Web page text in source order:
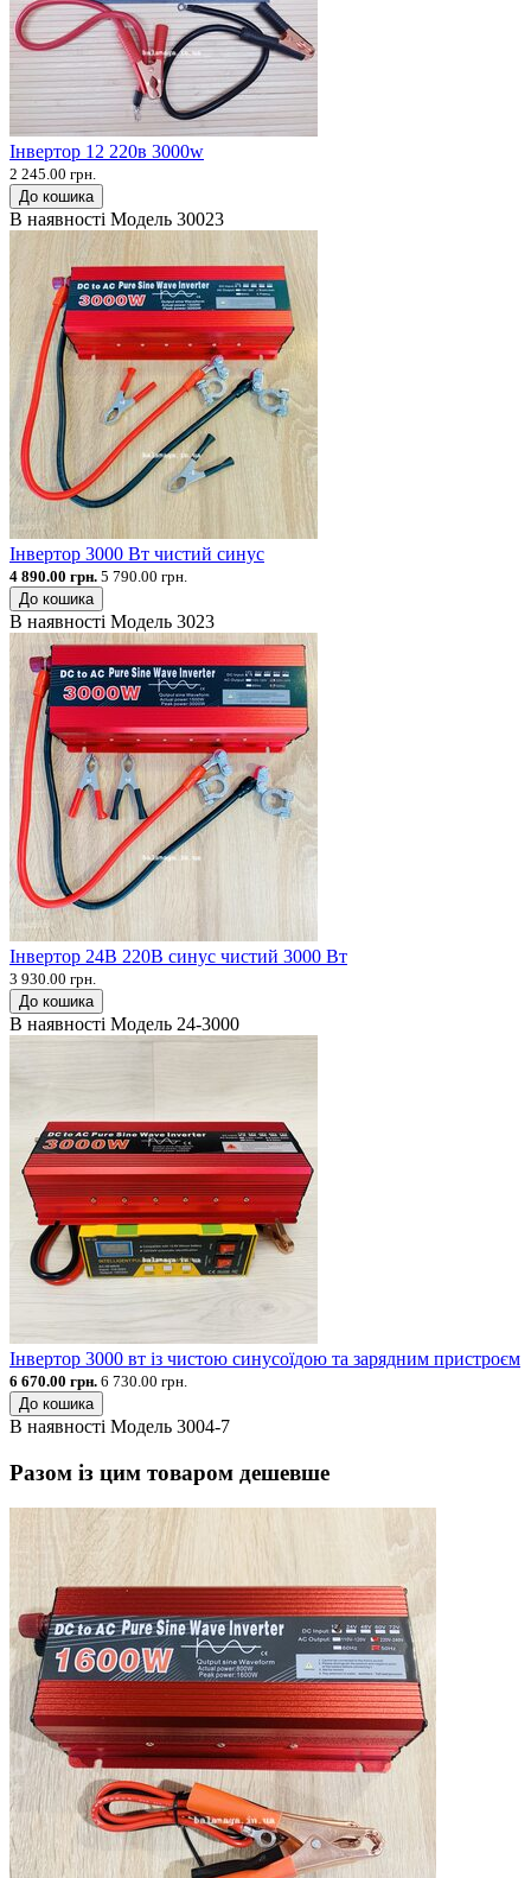
Інвертор 12 220в 3000w
2 245.00 грн.
До кошика
В наявності Модель 30023
Інвертор 3000 Вт чистий синус
4 890.00 грн. 5 790.00 грн.
До кошика
В наявності Модель 3023
Інвертор 24В 220В синус чистий 3000 Вт
3 930.00 грн.
До кошика
В наявності Модель 24-3000
Інвертор 3000 вт із чистою синусоїдою та зарядним пристроєм
6 670.00 грн. 6 730.00 грн.
До кошика
В наявності Модель 3004-7
Разом із цим товаром дешевше